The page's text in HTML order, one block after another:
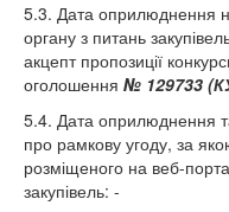
5.3. Дата оприлюднення
органу з питань
акцепт пропозиції
оголошення № 129733
5.4. Дата оприлюднення
про рамкову угоду, за
розміщеного на веб-
закупівель: -